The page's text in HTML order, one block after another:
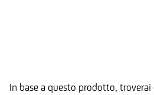
In base a questo prodotto,